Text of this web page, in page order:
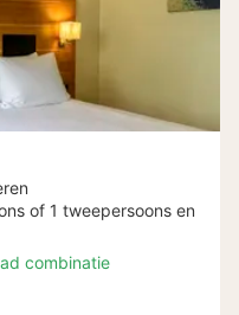
of 1 tweepersoons en
combinatie